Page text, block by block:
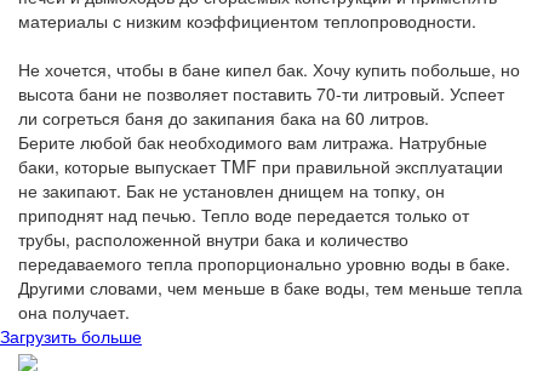
материалы с низким коэффициентом теплопроводности.
Не хочется, чтобы в бане кипел бак. Хочу купить побольше, но
высота бани не позволяет поставить 70-ти литровый. Успеет
ли согреться баня до закипания бака на 60 литров.
Берите любой бак необходимого вам литража. Натрубные
баки, которые выпускает TMF при правильной эксплуатации
не закипают. Бак не установлен днищем на топку, он
приподнят над печью. Тепло воде передается только от
трубы, расположенной внутри бака и количество
передаваемого тепла пропорционально уровню воды в баке.
Другими словами, чем меньше в баке воды, тем меньше тепла
она получает.
Загрузить больше